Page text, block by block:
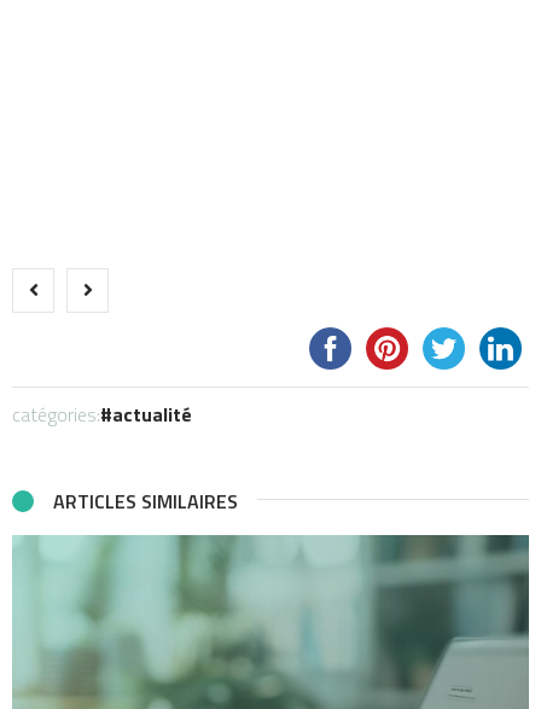
catégories: actualité
ARTICLES SIMILAIRES